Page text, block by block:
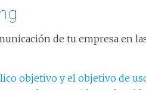
de tu empresa en
objetivo y el objetivo de